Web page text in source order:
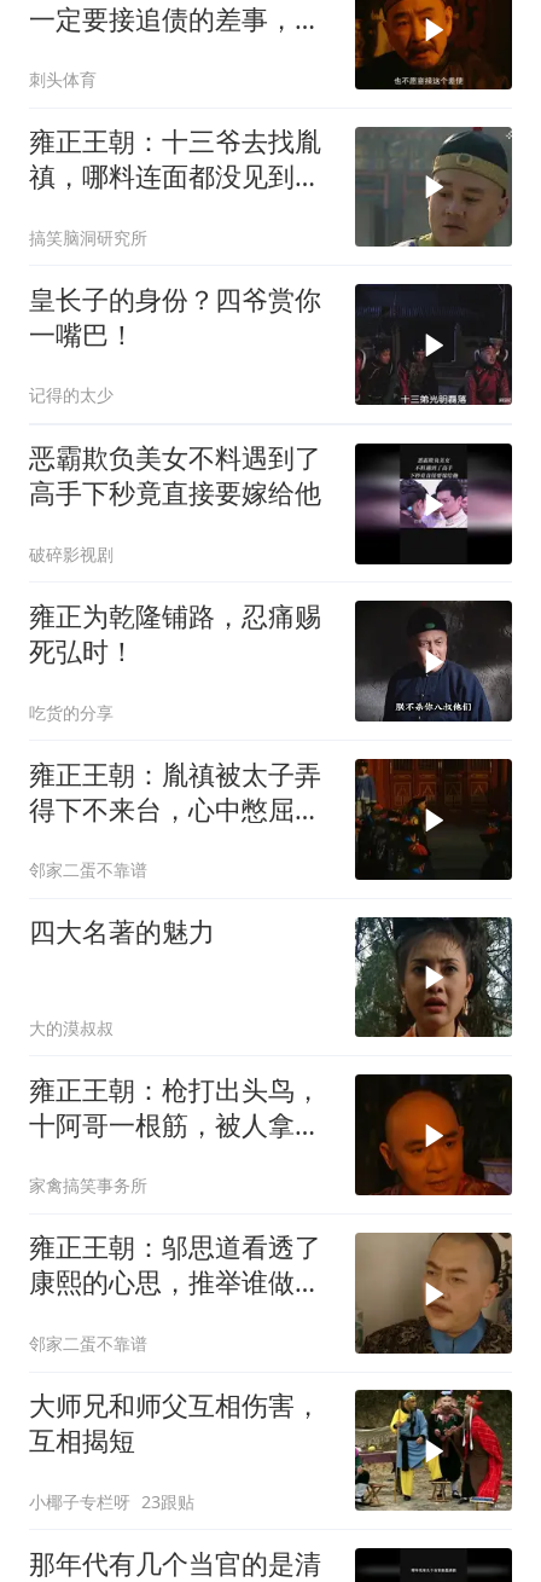
一定要接追债的差事，得
刺头体育
雍正王朝：十三爷去找胤
禛，哪料连面都没见到，
搞笑脑洞研究所
皇长子的身份？四爷赏你
一嘴巴！
记得的太少
恶霸欺负美女不料遇到了
高手下秒竟直接要嫁给他
破碎影视剧
雍正为乾隆铺路，忍痛赐
死弘时！
吃货的分享
雍正王朝：胤禛被太子弄
得下不来台，心中憋屈，
邻家二蛋不靠谱
四大名著的魅力
大的漠叔叔
雍正王朝：枪打出头鸟，
十阿哥一根筋，被人拿枪
家禽搞笑事务所
雍正王朝：邬思道看透了
康熙的心思，推举谁做大
邻家二蛋不靠谱
大师兄和师父互相伤害，
互相揭短
小椰子专栏呀 23跟贴
那年代有几个当官的是清